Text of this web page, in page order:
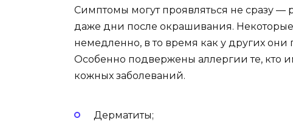
Симптомы могут проявляться не сразу —
даже дни после окрашивания.
немедленно, в то время как у других они
Особенно подвержены аллергии те, кто
кожных заболеваний.
Дерматиты;